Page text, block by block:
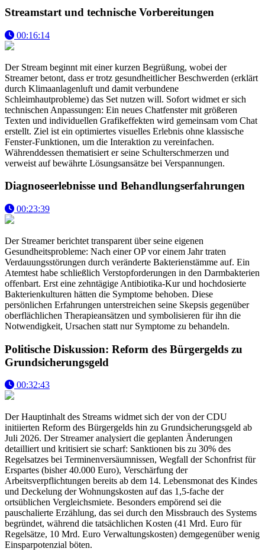
Streamstart und technische Vorbereitungen
00:16:14
Der Stream beginnt mit einer kurzen Begrüßung, wobei der
Streamer betont, dass er trotz gesundheitlicher Beschwerden (erklärt
durch Klimaanlagenluft und damit verbundene
Schleimhautprobleme) das Set nutzen will. Sofort widmet er sich
technischen Anpassungen: Ein neues Chatfenster mit größeren
Texten und individuellen Grafikeffekten wird gemeinsam vom Chat
erstellt. Ziel ist ein optimiertes visuelles Erlebnis ohne klassische
Fenster-Funktionen, um die Interaktion zu vereinfachen.
Währenddessen thematisiert er seine Schulterschmerzen und
verweist auf bewährte Lösungsansätze bei Verspannungen.
Diagnoseerlebnisse und Behandlungserfahrungen
00:23:39
Der Streamer berichtet transparent über seine eigenen
Gesundheitsprobleme: Nach einer OP vor einem Jahr traten
Verdauungsstörungen durch veränderte Bakterienstämme auf. Ein
Atemtest habe schließlich Verstopforderungen in den Darmbakterien
offenbart. Erst eine zehntägige Antibiotika-Kur und hochdosierte
Bakterienkulturen hätten die Symptome behoben. Diese
persönlichen Erfahrungen unterstreichen seine Skepsis gegenüber
oberflächlichen Therapieansätzen und symbolisieren für ihn die
Notwendigkeit, Ursachen statt nur Symptome zu behandeln.
Politische Diskussion: Reform des Bürgergelds zu
Grundsicherungsgeld
00:32:43
Der Hauptinhalt des Streams widmet sich der von der CDU
initiierten Reform des Bürgergelds hin zu Grundsicherungsgeld ab
Juli 2026. Der Streamer analysiert die geplanten Änderungen
detailliert und kritisiert sie scharf: Sanktionen bis zu 30% des
Regelsatzes bei Terminenversäumnissen, Wegfall der Schonfrist für
Erspartes (bisher 40.000 Euro), Verschärfung der
Arbeitsverpflichtungen bereits ab dem 14. Lebensmonat des Kindes
und Deckelung der Wohnungskosten auf das 1,5-fache der
ortsüblichen Vergleichsmiete. Besonders empörend sei die
pauschalierte Erzählung, das sei durch den Missbrauch des Systems
begründet, während die tatsächlichen Kosten (41 Mrd. Euro für
Regelsätze, 10 Mrd. Euro Verwaltungskosten) demgegenüber wenig
Einsparpotenzial böten.